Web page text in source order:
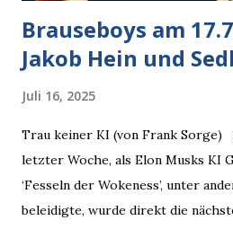
Brauseboys am
Jakob Hein und
Juli 16, 2025
Trau keiner KI (von Frank Sorge)
letzter Woche, als Elon Musks KI
‘Fesseln der Wokeness’, unter
beleidigte, wurde direkt die